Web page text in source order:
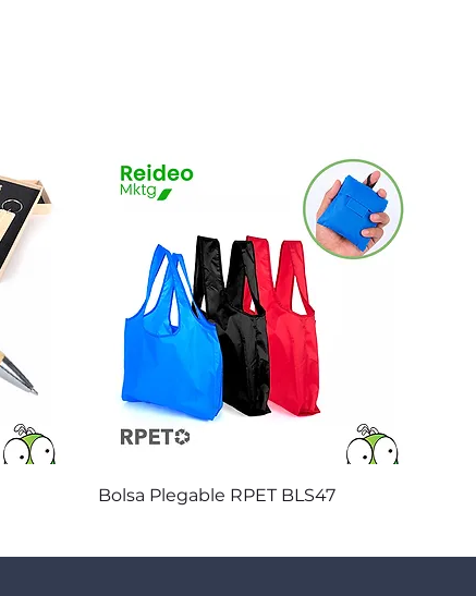
Vista rápida
Bolsa Plegable RPET BLS47